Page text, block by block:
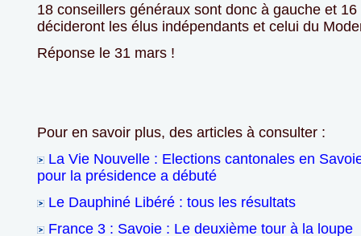
18 conseillers généraux sont donc à gauche et
décideront les élus indépendants et celui du
Réponse le 31 mars !
Pour en savoir plus, des articles à consulter :
La Vie Nouvelle : Elections cantonales en
pour la présidence a débuté
Le Dauphiné Libéré : tous les résultats
France 3 : Savoie : Le deuxième tour à la loupe